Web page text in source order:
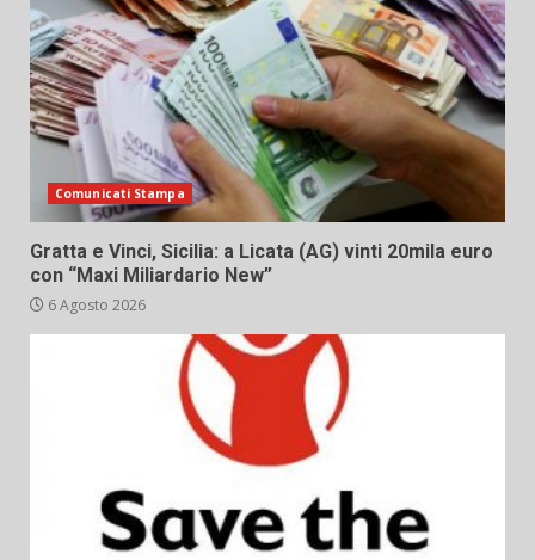
Comunicati Stampa
Gratta e Vinci, Sicilia: a Licata (AG) vinti 20mila euro
con “Maxi Miliardario New”
6 Agosto 2026